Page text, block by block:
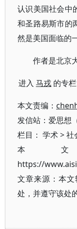
认识美国社会中
和圣路易斯市的
然是美国面临的
作者是北京
进入马戎 的专
本文责编：
发信站：爱思想
栏目： 学术>社
本
https://
文章来源：本
处，并遵守该处